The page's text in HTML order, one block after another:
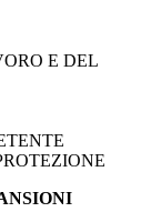
E DEL